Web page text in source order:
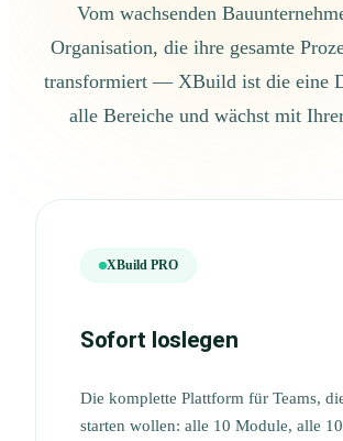
Vom wachsenden
Organisation, die ihre gesamte
transformiert — XBuild ist die eine
alle Bereiche und wächst mit
XBuild PRO
Sofort loslegen
Die komplette Plattform für Teams,
starten wollen: alle 10 Module, alle